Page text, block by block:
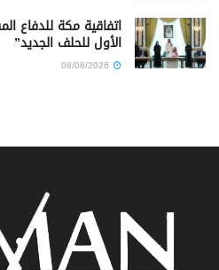
اتفاقية مكة للدفاع
الأول للحلف الجديد”